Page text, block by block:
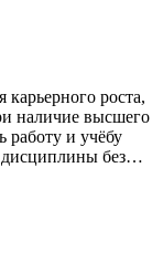
карьерного роста,
наличие высшего
работу и учёбу
без